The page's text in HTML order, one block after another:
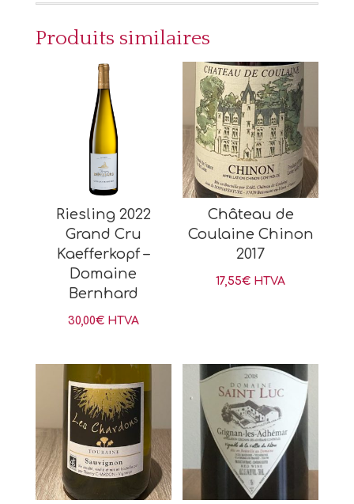
Produits similaires
Riesling 2022
Grand Cru
Kaefferkopf –
Domaine
Bernhard
30,00€ HTVA
Château de
Coulaine Chinon
2017
17,55€ HTVA